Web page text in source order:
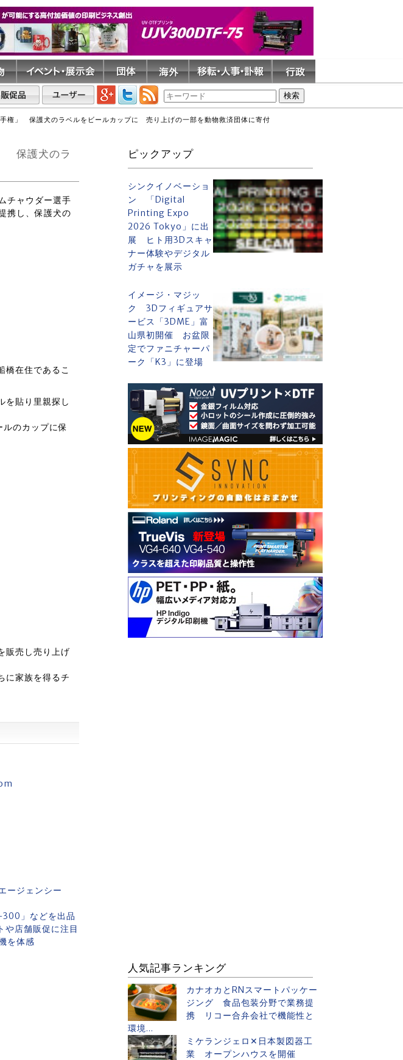
権」 保護犬のラベルをビールカップに 売り上げの一部を動物救済団体に寄付
保護犬のラ
チャウダー選手
携し、保護犬の
橋在住であるこ
を貼り里親探し
のカップに保
販売し売り上げ
に家族を得るチ
ージェンシー
」などを出品
店舗販促に注目
を体感
ピックアップ
シンクイノベーショ
ン 「Digital
Printing Expo
2026 Tokyo」に出
展 ヒト用3Dスキャ
ナー体験やデジタル
ガチャを展示
イメージ・マジッ
ク 3Dフィギュアサ
ービス「3DME」富
山県初開催 お盆限
定でファニチャーパ
ーク「K3」に登場
人気記事ランキング
カナオカとRNスマートパッケー
ジング 食品包装分野で業務提
携 リコー合弁会社で機能性と
環境...
ミケランジェロ✕日本製図器工
業 オープンハウスを開催